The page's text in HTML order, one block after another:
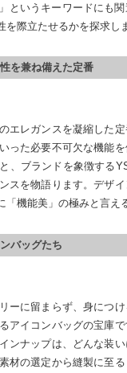
というキーワードにも
を際立たせるかを探求し
を兼ね備えた定番
エレガンスを凝縮した
った必要不可欠な機能
、ブランドを象徴する
スを物語ります。デザ
「機能美」の極みと言え
バッグたち
ーに留まらず、身につ
アイコンバッグの宝庫
ンナップは、どんな装
材の選定から縫製に至